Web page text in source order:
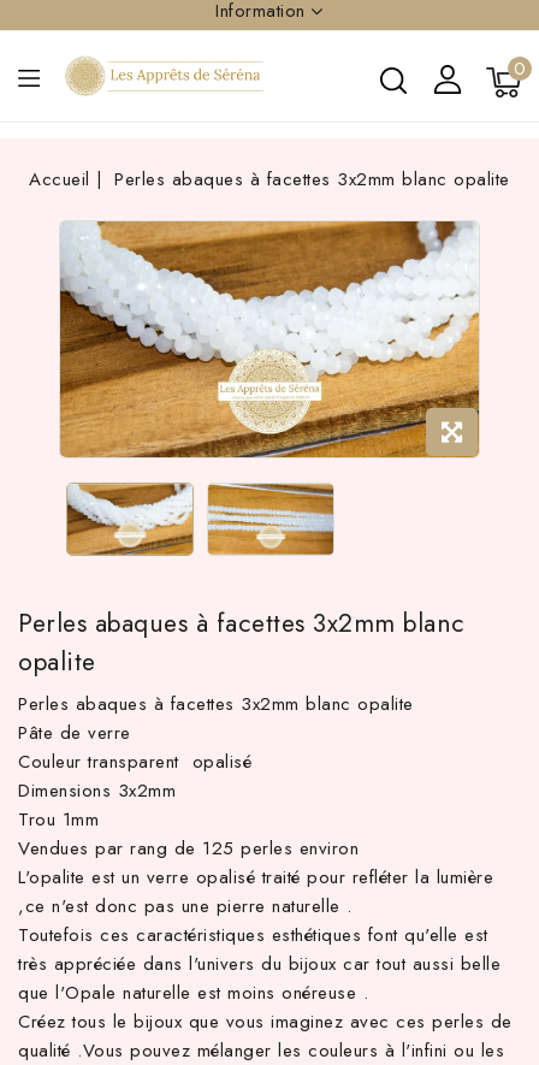
Information
0
d'achat hors frais de port en France métropolitaine ! À
Accueil Perles abaques à facettes 3x2mm blanc opalite
Perles abaques à facettes 3x2mm blanc
opalite
Perles abaques à facettes 3x2mm blanc opalite
Pâte de verre
Couleur transparent opalisé
Dimensions 3x2mm
Trou 1mm
Vendues par rang de 125 perles environ
L'opalite est un verre opalisé traité pour refléter la lumière
,ce n'est donc pas une pierre naturelle .
Toutefois ces caractéristiques esthétiques font qu'elle est
très appréciée dans l'univers du bijoux car tout aussi belle
que l'Opale naturelle est moins onéreuse .
Créez tous le bijoux que vous imaginez avec ces perles de
qualité .Vous pouvez mélanger les couleurs à l'infini ou les